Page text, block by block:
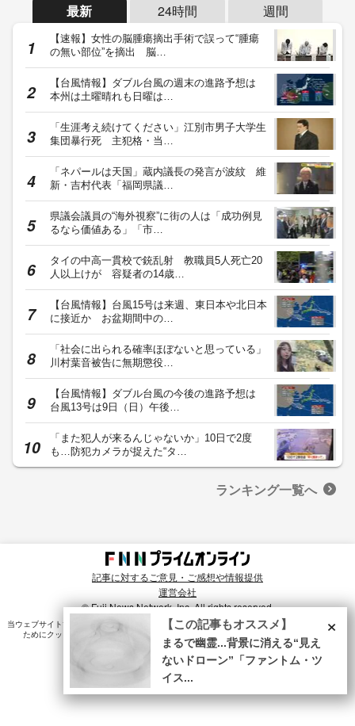
最新 24時間 週間
【速報】女性の脳腫瘍摘出手術で誤って“腫瘍
の無い部位”を摘出 脳…
【台風情報】ダブル台風の週末の進路予想は
本州は土曜晴れも日曜は…
「生涯考え続けてください」江別市男子大学生
集団暴行死 主犯格・当…
「ネパールは天国」蔵内議長の発言が波紋 維
新・吉村代表「福岡県議…
県議会議員の“海外視察”に街の人は「成功例見
るなら価値ある」「市…
タイの中高一貫校で銃乱射 教職員5人死亡20
人以上けが 容疑者の14歳…
【台風情報】台風15号は来週、東日本や北日本
に接近か お盆期間中の…
「社会に出られる確率ほぼないと思っている」
川村葉音被告に無期懲役…
【台風情報】ダブル台風の今後の進路予想は
台風13号は9日（日）午後…
「また犯人が来るんじゃないか」10日で2度
も…防犯カメラが捉えた“タ…
ランキング一覧へ
記事に対するご意見・ご感想や情報提供
運営会社
© Fuji News Network, Inc. All rights reserved.
当ウェブサイトでは、ユーザのニーズ・興味・関⼼に合致したコンテンツや広告配信を提供する
ためにクッキーを使⽤しています。詳細は、プライバシーポリシー をご確認ください。×
【この記事もオススメ】
まるで幽霊...背景に消える“見え
ないドローン”「ファントム・ツ
イス...